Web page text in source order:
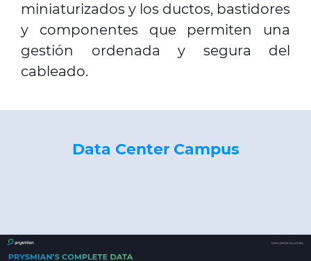
miniaturizados y los ductos, bastidores
y componentes que permiten una
gestión ordenada y segura del
cableado.
Data Center Campus